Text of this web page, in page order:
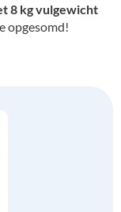
8 kg vulgewicht
opgesomd!